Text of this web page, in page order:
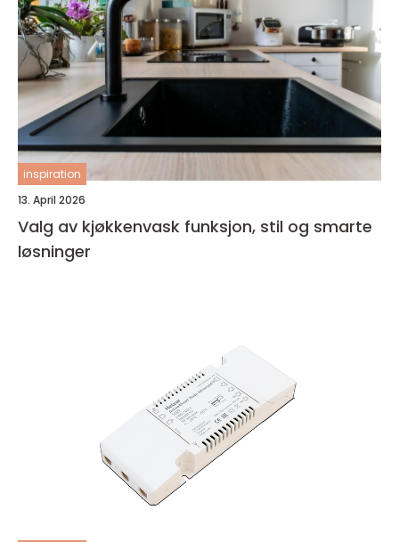
inspiration
13. April 2026
Valg av kjøkkenvask funksjon, stil og smarte
løsninger